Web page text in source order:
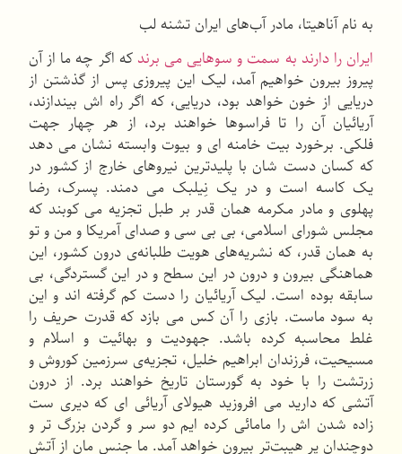
به نام آناهیتا، مادر آب‌های ایران تشنه لب
ایران را دارند به سمت و سوهایی می برند که اگر چه ما از آن
پیروز بیرون خواهیم آمد، لیک این پیروزی پس از گذشتن از
دریایی از خون خواهد بود، دریایی، که اگر راه اش بیندازند،
آریائیان آن را تا فراسوها خواهند برد، از هر چهار جهت
فلکی. برخورد بیت خامنه ای و بیوت وابسته نشان می دهد
که کسان دست شان با پلیدترین نیروهای خارج از کشور در
یک کاسه است و در یک نِیلبک می دمند. پسرک، رضا
پهلوی و مادر مکرمه همان قدر بر طبل تجزیه می کوبند که
مجلس شورای اسلامی، بی بی سی و صدای آمریکا و من و تو
به همان قدر، که نشریه‌های هویت طلبانه‌ی درون کشور، این
هماهنگی بیرون و درون در این سطح و در این گستردگی، بی
سابقه بوده است. لیک آریائیان را دست کم گرفته اند و این
به سود ماست. بازی را آن کس می بازد که قدرت حریف را
غلط محاسبه کرده باشد. جهودیت و بهائیت و اسلام و
مسیحیت، فرزندان ابراهیم خلیل، تجزیه‌ی سرزمین کوروش و
زرتشت را با خود به گورستان تاریخ خواهند برد. از درون
آتشی که دارید می افروزید هیولای آریائی ای که دیری ست
زاده شدن اش را مامائی کرده ایم دو سر و گردن بزرگ تر و
دوچندان پر هیبت‌تر بیرون خواهد آمد. ما جنس مان از آتش